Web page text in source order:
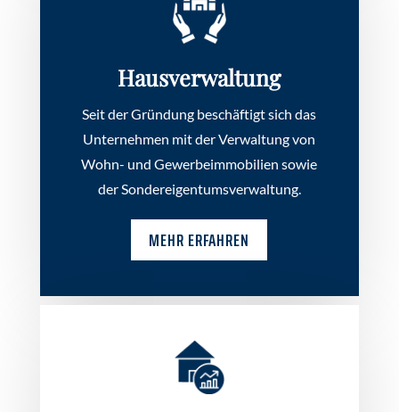
Hausverwaltung
Seit der Gründung beschäftigt sich das
Unternehmen mit der Verwaltung von
Wohn- und Gewerbeimmobilien sowie
der Sondereigentumsverwaltung.
MEHR ERFAHREN